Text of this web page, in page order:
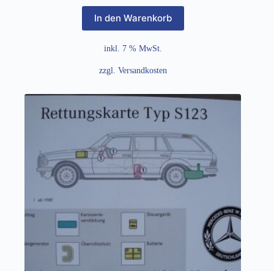
In den Warenkorb
inkl. 7 % MwSt.
zzgl. Versandkosten